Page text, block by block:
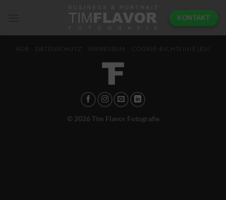
KONTAKT
AGB DATENSCHUTZ IMPRESSUM COOKIE-RICHTLINIE (EU)
© 2026 Tim Flavor Fotografie